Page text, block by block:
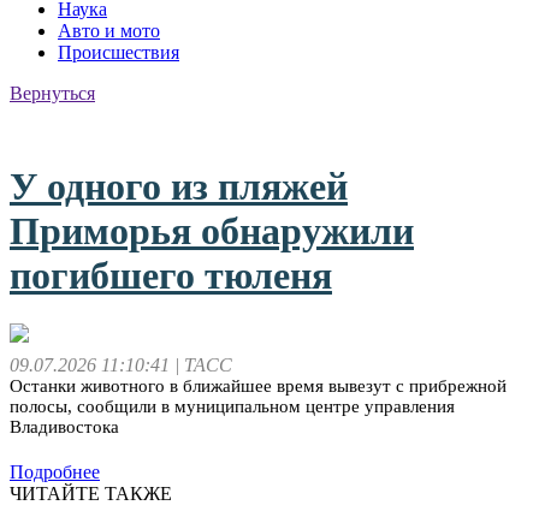
Наука
Авто и мото
Происшествия
Вернуться
У одного из пляжей
Приморья обнаружили
погибшего тюленя
09.07.2026 11:10:41 | ТАСС
Останки животного в ближайшее время вывезут с прибрежной
полосы, сообщили в муниципальном центре управления
Владивостока
Подробнее
ЧИТАЙТЕ ТАКЖЕ